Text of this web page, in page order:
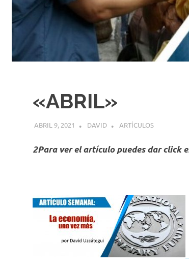
«ABRIL»
ABRIL 9, 2021 DAVID ARTÍCULOS
2Para ver el artículo puedes dar click